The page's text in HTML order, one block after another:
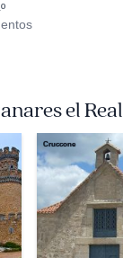
el Real
Cruccone